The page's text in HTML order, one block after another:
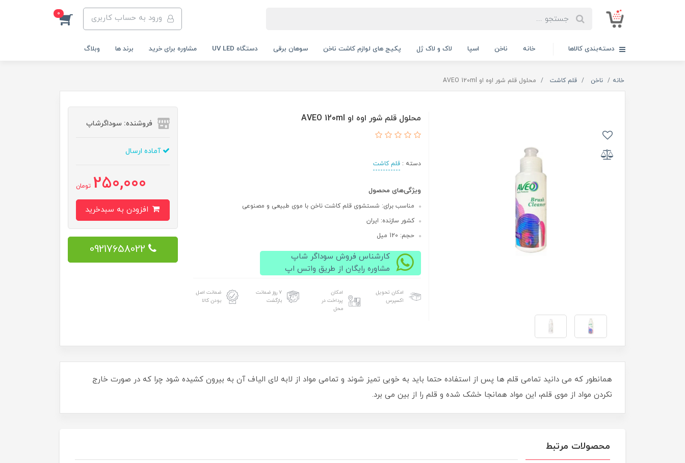
ورود به حساب کاربری 0
دسته‌بندی کالاها خانه ناخن اسپا لاک و لاک ژل پکیج های لوازم کاشت ناخن سوهان برقی دستگاه UV LED مشاوره برای خرید برند ها وبلاگ
خانه ناخن قلم کاشت محلول قلم شور اوه او AVEO 120ml
محلول قلم شور اوه او AVEO 120ml
دسته :قلم کاشت
ویژگی‌های محصول
مناسب برای: شستشوی قلم کاشت ناخن با موی طبیعی و مصنوعی
کشور سازنده: ایران
حجم: 120 میل
کارشناس فروش سوداگر شاپ
مشاوره رایگان از طریق واتس اپ
امکان تحویل
اکسپرس
امکان
پرداخت در
محل
۷ روز ضمانت
بازگشت
ضمانت اصل
بودن کالا
فروشنده: سوداگرشاپ
آماده ارسال
250,000 تومان
09217658022
همانطور که می دانید تمامی قلم ها پس از استفاده حتما باید به خوبی تمیز شوند و تمامی مواد از لابه لای الیاف آن به بیرون کشیده شود چرا که در صورت خارج
نکردن مواد از موی قلم، این مواد همانجا خشک شده و قلم را از بین می برد.
محصولات مرتبط